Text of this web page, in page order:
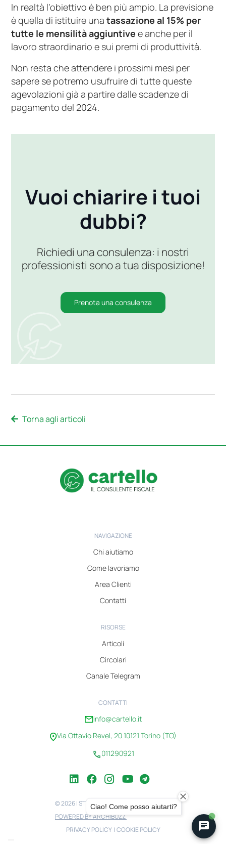
In realtà l’obiettivo è ben più ampio. La previsione
è quella di istituire unatassazione al 15% per
tutte le mensilità aggiuntive e anche per il
lavoro straordinario e sui premi di produttività.
Non resta che attendere i prossimi mesi per
sapere se potremo usufruire di tutte queste
agevolazioni già a partire dalle scadenze di
pagamento del 2024.
Vuoi chiarire i tuoi
dubbi?
Richiedi una consulenza: i nostri
professionisti sono a tua disposizione!
Prenota una consulenza
Torna agli articoli
NAVIGAZIONE
Chi aiutiamo
Come lavoriamo
Area Clienti
Contatti
RISORSE
Articoli
Circolari
Canale Telegram
CONTATTI
info@cartello.it
Via Ottavio Revel, 20 10121 Torino (TO)
011290921
© 2026 | STUDIO CARTELLO | 08100750010
POWERED BY ARCHIBUZZ
PRIVACY POLICY | COOKIE POLICY